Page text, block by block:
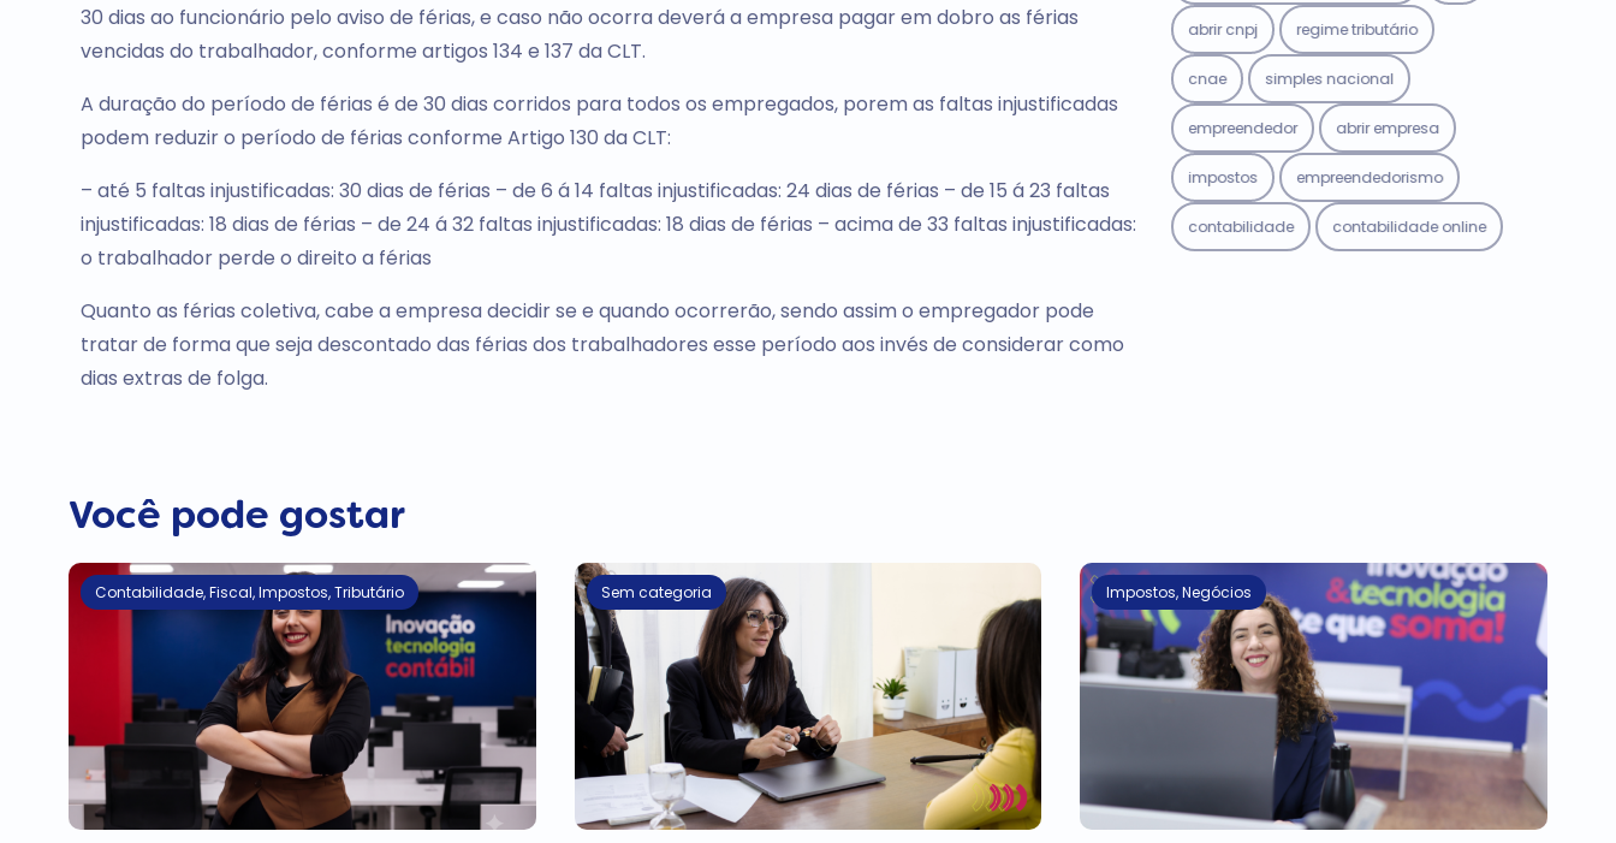
30 dias ao funcionário pelo aviso de férias, e caso não ocorra deverá a empresa pagar em dobro as férias
vencidas do trabalhador, conforme artigos 134 e 137 da CLT.
A duração do período de férias é de 30 dias corridos para todos os empregados, porem as faltas injustificadas
podem reduzir o período de férias conforme Artigo 130 da CLT:
– até 5 faltas injustificadas: 30 dias de férias – de 6 á 14 faltas injustificadas: 24 dias de férias – de 15 á 23 faltas
injustificadas: 18 dias de férias – de 24 á 32 faltas injustificadas: 18 dias de férias – acima de 33 faltas injustificadas:
o trabalhador perde o direito a férias
Quanto as férias coletiva, cabe a empresa decidir se e quando ocorrerão, sendo assim o empregador pode
tratar de forma que seja descontado das férias dos trabalhadores esse período aos invés de considerar como
dias extras de folga.
abrir cnpj regime tributário
cnae simples nacional
empreendedor abrir empresa
impostos empreendedorismo
contabilidade contabilidade online
Você pode gostar
Contabilidade,Fiscal,Impostos,Tributário Sem categoria Impostos,Negócios